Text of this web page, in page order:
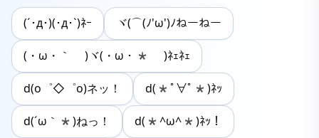
(´･д･)(･д･`)ﾈｰ ヾ(⌒(ﾉ'ω')ﾉねーねー
(・ω・｀ )ヾ(・ω・* )ﾈｪﾈｪ
d(o゜◇゜o)ネッ！ d(*ﾟ∀ﾟ*)ﾈｯ
d(´ω｀*)ねっ！ d(*^ω^*)ﾈｯ！